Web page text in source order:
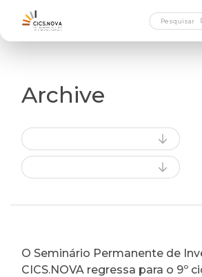
Archive
O Seminário Permanente de
CICS.NOVA regressa para o 9º